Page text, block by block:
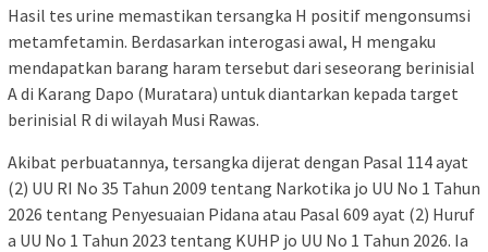
Hasil tes urine memastikan tersangka H positif mengonsumsi
metamfetamin. Berdasarkan interogasi awal, H mengaku
mendapatkan barang haram tersebut dari seseorang berinisial
A di Karang Dapo (Muratara) untuk diantarkan kepada target
berinisial R di wilayah Musi Rawas.
Akibat perbuatannya, tersangka dijerat dengan Pasal 114 ayat
(2) UU RI No 35 Tahun 2009 tentang Narkotika jo UU No 1 Tahun
2026 tentang Penyesuaian Pidana atau Pasal 609 ayat (2) Huruf
a UU No 1 Tahun 2023 tentang KUHP jo UU No 1 Tahun 2026. Ia